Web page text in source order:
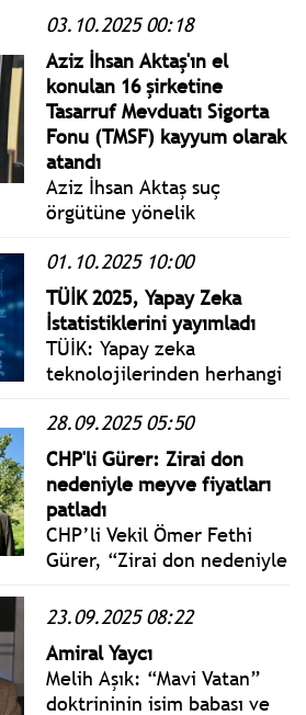
03.10.2025 00:18
Aziz İhsan Aktaş'ın el
konulan 16 şirketine
Tasarruf Mevduatı Sigorta
Fonu (TMSF) kayyum olarak
atandı
Aziz İhsan Aktaş suç
örgütüne yönelik
konulan 16 şirkete Tasarruf
Mevduatı Sigorta Fonu
(TMSF) kayyum olarak
atandı.
01.10.2025 10:00
TÜİK 2025, Yapay Zeka
İstatistiklerini yayımladı
TÜİK: Yapay zeka
teknolojilerinden herhangi
girişimler ekonomik
faaliyet grubuna göre
incelendiğinde; yapay
zekanın en fazla %47,1 ile
"bilgi ve iletişim" faaliyeti
yürüten girişimler
tarafından kullanıldığı
28.09.2025 05:50
CHP'li Gürer: Zirai don
nedeniyle meyve fiyatları
patladı
CHP’li Vekil Ömer Fethi
Gürer, “Zirai don nedeniyle
çiftçinin de zararı
23.09.2025 08:22
Amiral Yaycı
Melih Aşık: “Mavi Vatan”
doktrininin isim babası ve